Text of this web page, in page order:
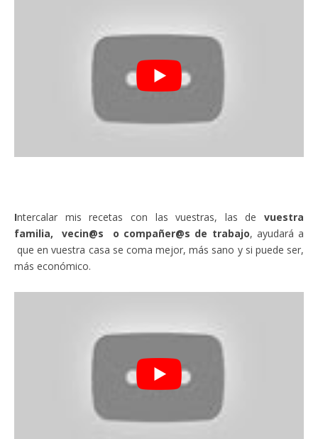
Intercalar mis recetas con las vuestras, las de vuestra
familia, vecin@s o compañer@s de trabajo, ayudará a
que en vuestra casa se coma mejor, más sano y si puede ser,
más económico.